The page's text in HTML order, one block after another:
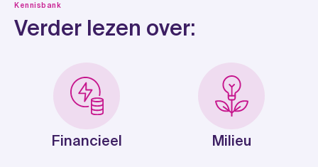
Kennisbank
Verder lezen over:
Financieel Milieu